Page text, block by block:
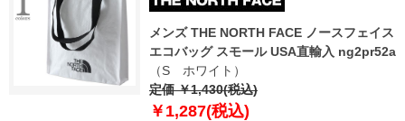
メンズ THE NORTH FACE ノースフェイス
エコバッグ スモール USA直輸入 ng2pr52a
（S ホワイト）
定価 ￥1,430(税込)
￥1,287(税込)